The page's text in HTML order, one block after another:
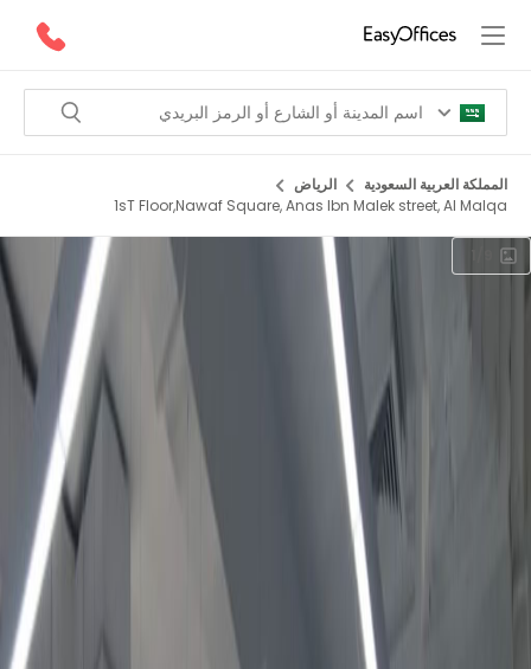
المملكة العربية السعودية
الرياض
1sT Floor,Nawaf Square, Anas Ibn Malek street, Al Malqa
مساحة مكتبية للإيجار في 1sT
Floor,Nawaf Square,